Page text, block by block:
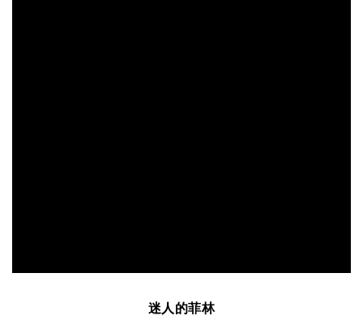
迷人的菲林